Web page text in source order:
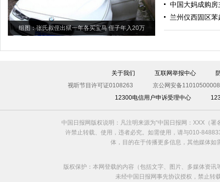
组图：张氏叔侄出狱一年各买宝马 侄子年入20万
中国大妈成购
兰州仅西固区
关于我们 互联网举报中心
视听节目许可证0108263
京公网安备
12300电信用户申诉受理中心
中国日报网版权说明：凡注明来源为“中国日报网：XXX（
许禁止转载、使用，违者必究。如需使用，请与010-
体，目的在于传播更多信息，其他媒体
版权保护：本网登载的内容（包括文字、图片、多媒体资
未经中国日报网事先协议授权，禁止转